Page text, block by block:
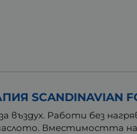
Работи без
Вместимостта на